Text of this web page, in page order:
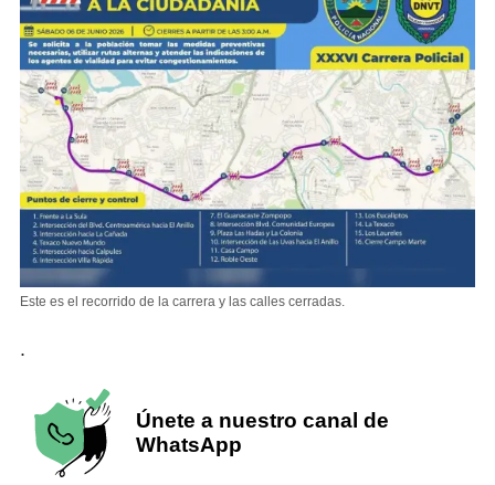
Este es el recorrido de la carrera y las calles cerradas.
.
Únete a nuestro canal de
WhatsApp